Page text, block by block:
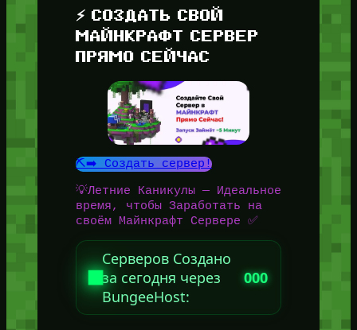
⚡ СОЗДАТЬ СВОЙ
МАЙНКРАФТ СЕРВЕР
ПРЯМО СЕЙЧАС
⛏️➡️ Создать сервер!
💡Летние Каникулы — Идеальное
время, чтобы Заработать на
своём Майнкрафт Сервере ✅
Серверов Создано
за сегодня через
BungeeHost:
000